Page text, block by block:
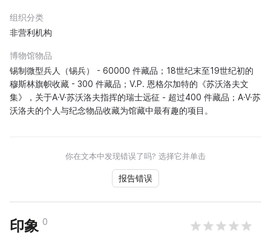
组织分类
非营利机构
博物馆物品
锡制微型兵人（锡兵） - 60000 件藏品；18世纪末至19世纪初的
穆斯林旗帜收藏 - 300 件藏品；V.P. 恩格尔加特的《苏沃洛夫文
集》，关于A·V·苏沃洛夫指挥的瑞士远征 - 超过400 件藏品；A·V·苏
沃洛夫的个人与纪念物品收藏为馆藏中最有趣的项目。
你在文本中发现错误了吗? 选择它并单击
报告错误
印象 0